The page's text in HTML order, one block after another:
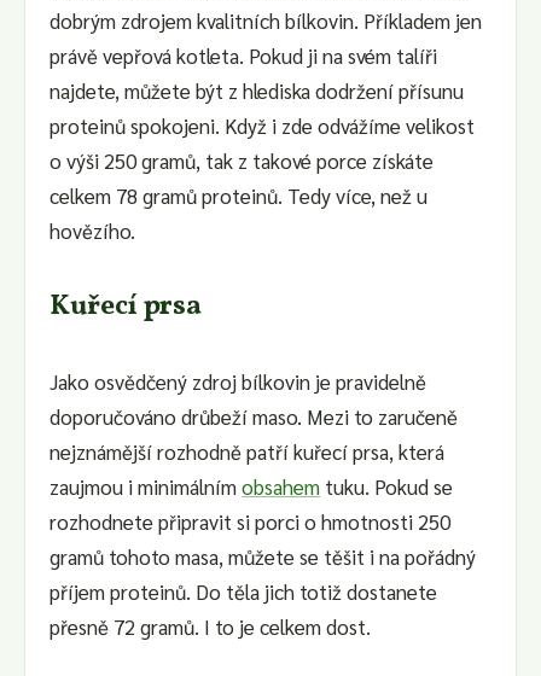
dobrým zdrojem kvalitních bílkovin. Příkladem jen
právě vepřová kotleta. Pokud ji na svém talíři
najdete, můžete být z hlediska dodržení přísunu
proteinů spokojeni. Když i zde odvážíme velikost
o výši 250 gramů, tak z takové porce získáte
celkem 78 gramů proteinů. Tedy více, než u
hovězího.
Kuřecí prsa
Jako osvědčený zdroj bílkovin je pravidelně
doporučováno drůbeží maso. Mezi to zaručeně
nejznámější rozhodně patří kuřecí prsa, která
zaujmou i minimálnímobsahem tuku. Pokud se
rozhodnete připravit si porci o hmotnosti 250
gramů tohoto masa, můžete se těšit i na pořádný
příjem proteinů. Do těla jich totiž dostanete
přesně 72 gramů. I to je celkem dost.